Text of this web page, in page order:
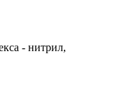
- нитрил,